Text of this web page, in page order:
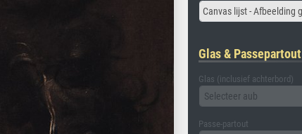
Glas & Passepartout
Glas (inclusief achterbord)
Selecteer aub
Passe-partout